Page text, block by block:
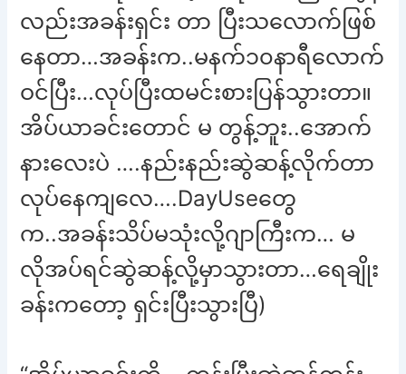
လည်းအခန်းရှင်း တာ ပြီးသလောက်ဖြစ်
နေတာ…အခန်းက..မနက်၁၀နာရီလောက်
ဝင်ပြီး…လုပ်ပြီးထမင်းစားပြန်သွားတာ။
အိပ်ယာခင်းတောင် မ တွန့်ဘူး..အောက်
နားလေးပဲ ….နည်းနည်းဆွဲဆန့်လိုက်တာ
လုပ်နေကျလေ….DayUseတွေ
က..အခန်းသိပ်မသုံးလို့ဂျာကြီးက… မ
လိုအပ်ရင်ဆွဲဆန့်လို့မှာသွားတာ…ရေချိုး
ခန်းကတော့ ရှင်းပြီးသွားပြီ)